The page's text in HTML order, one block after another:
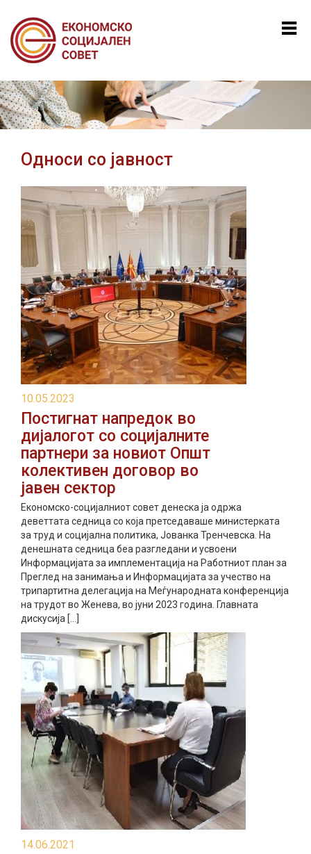
Al
Односи со јавност
10.05.2023
Постигнат напредок во
дијалогот со социјалните
партнери за новиот Општ
колективен договор во
јавен сектор
Економско-социјалниот совет денеска ја одржа
деветтата седница со која претседаваше министерката
за труд и социјална политика, Јованка Тренчевска. На
денешната седница беa разгледани и усвоени
Информацијата за имплементација на Работниот план за
Преглед на занимања и Информацијата за учество на
трипартитна делегација на Меѓународната конференција
на трудот во Женева, во јуни 2023 година. Главната
дискусија […]
14.06.2021